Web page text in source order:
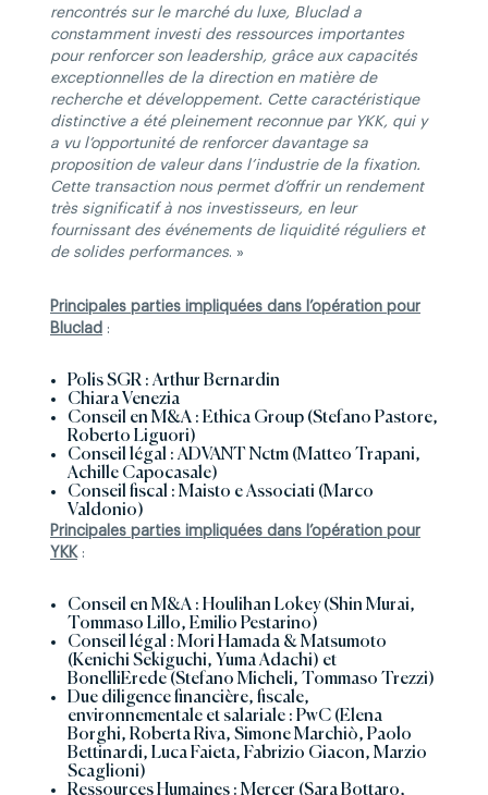
rencontrés sur le marché du luxe, Bluclad a
constamment investi des ressources importantes
pour renforcer son leadership, grâce aux capacités
exceptionnelles de la direction en matière de
recherche et développement. Cette caractéristique
distinctive a été pleinement reconnue par YKK, qui y
a vu l’opportunité de renforcer davantage sa
proposition de valeur dans l’industrie de la fixation.
Cette transaction nous permet d’offrir un rendement
très significatif à nos investisseurs, en leur
fournissant des événements de liquidité réguliers et
de solides performances. »
Principales parties impliquées dans l’opération pour
Bluclad :
Polis SGR : Arthur Bernardin
Chiara Venezia
Conseil en M&A : Ethica Group (Stefano Pastore,
Roberto Liguori)
Conseil légal : ADVANT Nctm (Matteo Trapani,
Achille Capocasale)
Conseil fiscal : Maisto e Associati (Marco
Valdonio)
Principales parties impliquées dans l’opération pour
YKK:
Conseil en M&A : Houlihan Lokey (Shin Murai,
Tommaso Lillo, Emilio Pestarino)
Conseil légal : Mori Hamada & Matsumoto
(Kenichi Sekiguchi, Yuma Adachi) et
BonelliErede (Stefano Micheli, Tommaso Trezzi)
Due diligence financière, fiscale,
environnementale et salariale : PwC (Elena
Borghi, Roberta Riva, Simone Marchiò, Paolo
Bettinardi, Luca Faieta, Fabrizio Giacon, Marzio
Scaglioni)
Ressources Humaines : Mercer (Sara Bottaro,